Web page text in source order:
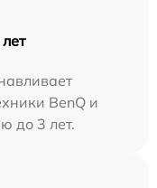
BenQ и
до 3 лет.